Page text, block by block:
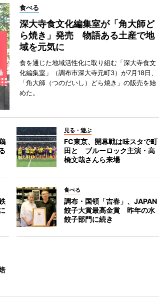
食べる
深大寺食文化編集室が「角大師ど
ら焼き」発売 物語ある土産で地
域を元気に
食を通じた地域活性化に取り組む「深大寺食文
化編集室」（調布市深大寺元町3）が7月18日、
「角大師（つのだいし）どら焼き」の販売を始
めた。
見る・遊ぶ
FC東京、開幕戦は味スタで町
田と ブルーロック主演・高
橋文哉さんら来場
食べる
調布・国領「吉春」、JAPAN
餃子大賞最高金賞 昨年の水
餃子部門に続き